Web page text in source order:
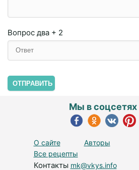
Вопрос два + 2
ОТПРАВИТЬ
О сайте
Авторы
Все рецепты
Контакты mk@vkys.info
Мы в соцсетях